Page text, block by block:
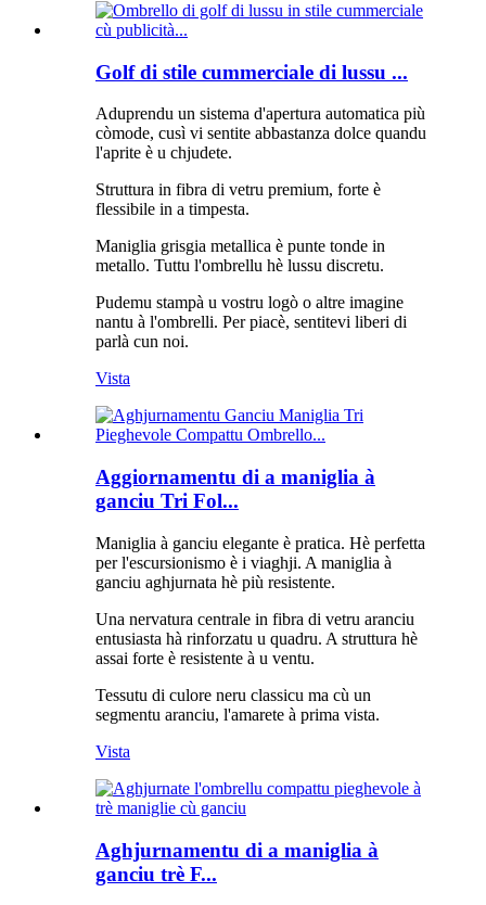
Golf di stile cummerciale di lussu ...
Aduprendu un sistema d'apertura automatica più
còmode, cusì vi sentite abbastanza dolce quandu
l'aprite è u chjudete.
Struttura in fibra di vetru premium, forte è
flessibile in a timpesta.
Maniglia grisgia metallica è punte tonde in
metallo. Tuttu l'ombrellu hè lussu discretu.
Pudemu stampà u vostru logò o altre imagine
nantu à l'ombrelli. Per piacè, sentitevi liberi di
parlà cun noi.
Vista
Aggiornamentu di a maniglia à
ganciu Tri Fol...
Maniglia à ganciu elegante è pratica. Hè perfetta
per l'escursionismo è i viaghji. A maniglia à
ganciu aghjurnata hè più resistente.
Una nervatura centrale in fibra di vetru aranciu
entusiasta hà rinforzatu u quadru. A struttura hè
assai forte è resistente à u ventu.
Tessutu di culore neru classicu ma cù un
segmentu aranciu, l'amarete à prima vista.
Vista
Aghjurnamentu di a maniglia à
ganciu trè F...